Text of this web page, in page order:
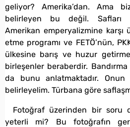
geliyor? Amerika’dan. Ama
belirleyen bu değil. Safları
Amerikan emperyalizmine karşı
etme programı ve FETÖ’nün,
ülkesine barış ve huzur
birleşenler beraberdir.
da bunu anlatmaktadır. Onun
belirleyelim. Türbana göre
Fotoğraf üzerinden bir soru
yeterli mi? Bu fotoğrafın